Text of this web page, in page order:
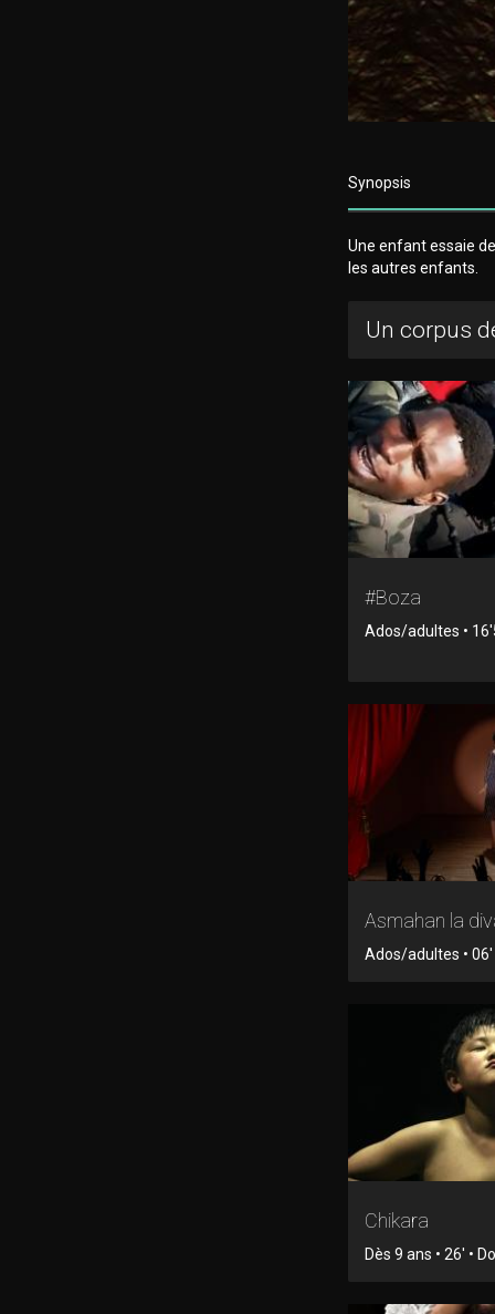
Synopsis
Une enfant essaie
les autres enfants.
Un corpus
#Boza
Ados/adultes •
Asmahan la
Ados/adultes •
Chikara
Dès 9 ans • 26' •